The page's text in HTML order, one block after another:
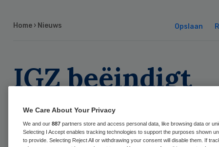
Home › Nieuws Opslaan
IGZ beëindigt
aanwijzing De
Thuiszorg
We Care About Your Privacy
We and our 887 partners store and access personal data, like browsing data or
Selecting I Accept enables tracking technologies to support the purposes shown
to provide. Selecting Reject All or withdrawing your consent will disable them. If